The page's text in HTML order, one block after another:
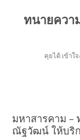
ทนายควา
คุยได้ เข้าใ
มหาสารคาม –
ณัฐวัฒน์ ให้บริ